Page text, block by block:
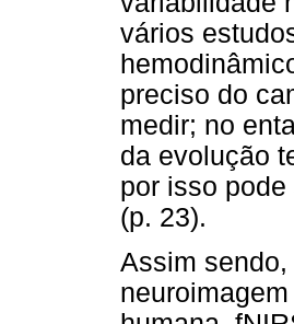
vários
preciso do
medir; no
da evolução
por isso
(p. 23).
Assim